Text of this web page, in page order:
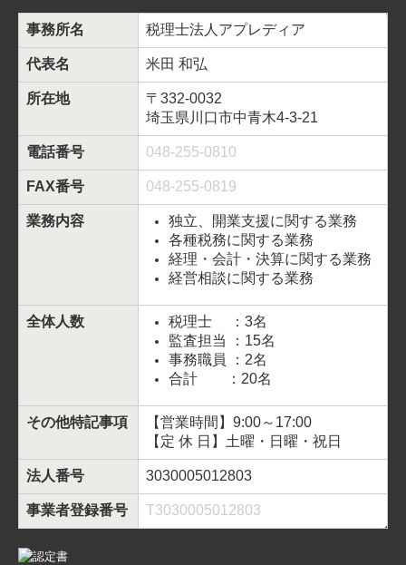
事務所名 税理士法人アプレディア
代表名 米田 和弘
所在地
〒332-0032
埼玉県川口市中青木4-3-21
電話番号 048-255-0810
FAX番号 048-255-0819
業務内容
独立、開業支援に関する業務
各種税務に関する業務
経理・会計・決算に関する業務
経営相談に関する業務
全体人数
税理士 ：3名
監査担当 ：15名
事務職員 ：2名
合計 ：20名
その他特記事項
【営業時間】9:00～17:00
【定 休 日】土曜・日曜・祝日
法人番号 3030005012803
事業者登録番号 T3030005012803